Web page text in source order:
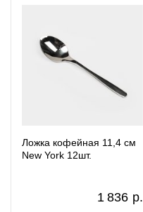
Ложка кофейная 11,4 см
New York 12шт.
1 836 р.